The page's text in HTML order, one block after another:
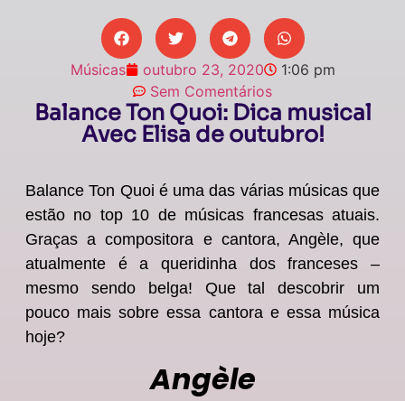
Músicas outubro 23, 2020
1:06 pm
Sem Comentários
Balance Ton Quoi: Dica musical
Avec Elisa de outubro!
Balance Ton Quoi é uma das várias músicas que
estão no top 10 de músicas francesas atuais.
Graças a compositora e cantora, Angèle, que
atualmente é a queridinha dos franceses –
mesmo sendo belga! Que tal descobrir um
pouco mais sobre essa cantora e essa música
hoje?
Angèle